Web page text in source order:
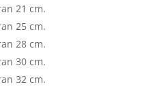
21 cm.
25 cm.
28 cm.
30 cm.
32 cm.